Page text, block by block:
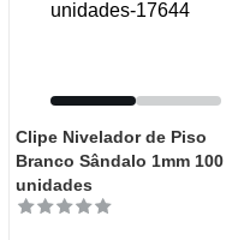
Clipe Nivelador de Piso
Branco Sândalo 1mm 100
unidades